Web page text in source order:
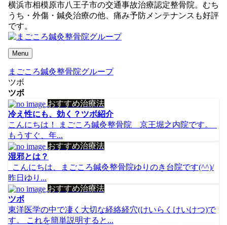
横浜市相模原市八王子市の交通事故治療認定整骨院。むち
うち・外傷・鍼灸治療の他、痛み予防メンテナンスも好評
です。
Menu
まごころ鍼灸整骨院グループ
ツボ
ツボ
おすすめ治療法
冷え性にも、効く？ツボ紹介
こんにちは！ まごころ鍼灸整骨院 京王堀之内院です。
もうすぐ、年...
おすすめ治療法
湿邪とは？
こんにちは、まごころ鍼灸整骨院ゆりのき台院です(^^)/
昨日ゆり...
おすすめ治療法
ツボ
東洋医学の中で凄く大切な経絡経穴(けいらくけいけつ)で
す。 これを簡単説明すると...